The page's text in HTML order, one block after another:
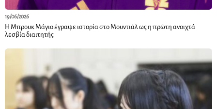
19/06/2026
Η Μπρουκ Μάγιο έγραψε ιστορία στο Μουντιάλ ως η πρώτη ανοιχτά
λεσβία διαιτητής